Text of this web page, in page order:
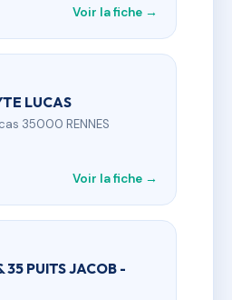
Voir la fiche →
LUCAS
35000 RENNES
Voir la fiche →
35 PUITS JACOB -